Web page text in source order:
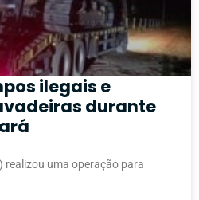
ilegais e
durante
uma operação para